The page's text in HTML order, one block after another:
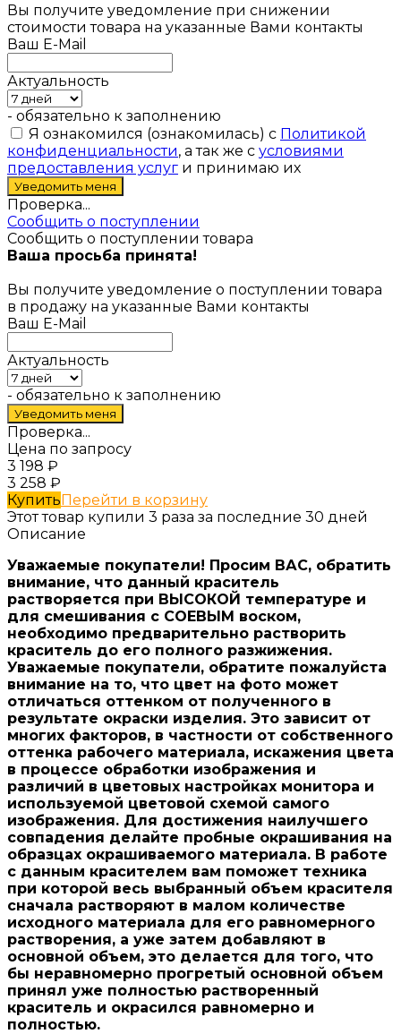
Вы получите уведомление при снижении
стоимости товара на указанные Вами контакты
Ваш E-Mail
Актуальность
- обязательно к заполнению
Я ознакомился (ознакомилась) с Политикой
конфиденциальности, а так же с условиями
предоставления услуг и принимаю их
Проверка...
Сообщить о поступлении
Сообщить о поступлении товара
Ваша просьба принята!
Вы получите уведомление о поступлении товара
в продажу на указанные Вами контакты
Ваш E-Mail
Актуальность
- обязательно к заполнению
Проверка...
Цена по запросу
3 198 ₽
3 258 ₽
КупитьПерейти в корзину
Этот товар купили 3 раза за последние 30 дней
Описание
Уважаемые покупатели! Просим ВАС, обратить
внимание, что данный краситель
растворяется при ВЫСОКОЙ температуре и
для смешивания с СОЕВЫМ воском,
необходимо предварительно растворить
краситель до его полного разжижения.
Уважаемые покупатели, обратите пожалуйста
внимание на то, что цвет на фото может
отличаться оттенком от полученного в
результате окраски изделия. Это зависит от
многих факторов, в частности от собственного
оттенка рабочего материала, искажения цвета
в процессе обработки изображения и
различий в цветовых настройках монитора и
используемой цветовой схемой самого
изображения. Для достижения наилучшего
совпадения делайте пробные окрашивания на
образцах окрашиваемого материала. В работе
с данным красителем вам поможет техника
при которой весь выбранный объем красителя
сначала растворяют в малом количестве
исходного материала для его равномерного
растворения, а уже затем добавляют в
основной объем, это делается для того, что
бы неравномерно прогретый основной объем
принял уже полностью растворенный
краситель и окрасился равномерно и
полностью.